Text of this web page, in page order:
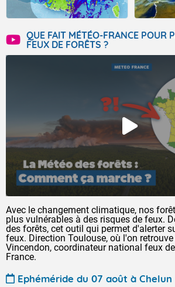
QUE FAIT MÉTÉO-FRANCE POUR
FEUX DE FORÊTS ?
Avec le changement climatique, nos
plus vulnérables à des risques de feux.
des forêts, cet outil qui permet d'alerter
feux. Direction Toulouse, où l'on
Vincendon, coordinateur national feux
France.
Ephéméride du 07 août à Chelun